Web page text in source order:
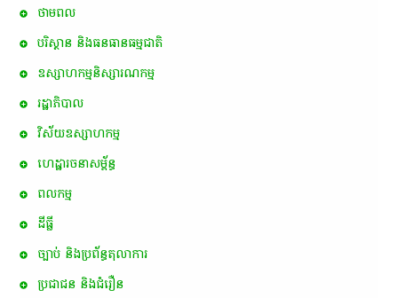
ថាមពល
បរិស្ថាន និងធនធានធម្មជាតិ
ឧស្សាហកម្មនិស្សារណកម្ម
រដ្ឋាភិបាល
វិស័យឧស្សាហកម្ម
ហេដ្ឋារចនាសម្ព័ន្ធ
ពល​កម្ម
ដីធ្លី
ច្បាប់ និងប្រព័ន្ធតុលាការ
ប្រជាជន និងជំរឿន